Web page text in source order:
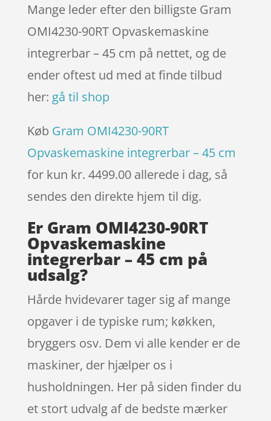
Mange leder efter den billigste Gram
OMI4230-90RT Opvaskemaskine
integrerbar – 45 cm på nettet, og de
ender oftest ud med at finde tilbud
her: gå til shop
Køb Gram OMI4230-90RT
Opvaskemaskine integrerbar – 45 cm
for kun kr. 4499.00 allerede i dag, så
sendes den direkte hjem til dig.
Er Gram OMI4230-90RT
Opvaskemaskine
integrerbar – 45 cm på
udsalg?
Hårde hvidevarer tager sig af mange
opgaver i de typiske rum; køkken,
bryggers osv. Dem vi alle kender er de
maskiner, der hjælper os i
husholdningen. Her på siden finder du
et stort udvalg af de bedste mærker